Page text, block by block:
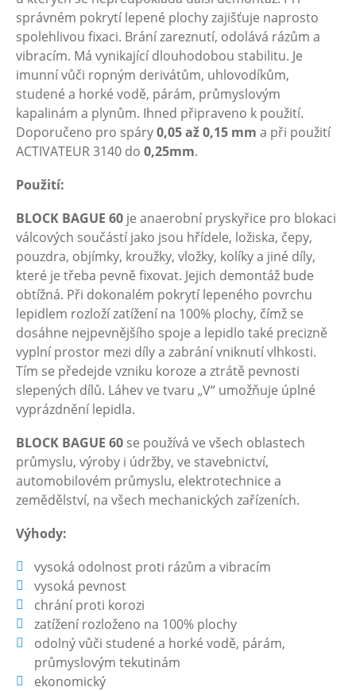
správném pokrytí lepené plochy zajišťuje naprosto
spolehlivou fixaci. Brání zareznutí, odolává rázům a
vibracím. Má vynikající dlouhodobou stabilitu. Je
imunní vůči ropným derivátům, uhlovodíkům,
studené a horké vodě, párám, průmyslovým
kapalinám a plynům. Ihned připraveno k použití.
Doporučeno pro spáry0,05 až 0,15 mm a při použití
ACTIVATEUR 3140 do 0,25mm.
Použití:
BLOCK BAGUE 60 je anaerobní pryskyřice pro blokaci
válcových součástí jako jsou hřídele, ložiska, čepy,
pouzdra, objímky, kroužky, vložky, kolíky a jiné díly,
které je třeba pevně fixovat. Jejich demontáž bude
obtížná. Při dokonalém pokrytí lepeného povrchu
lepidlem rozloží zatížení na 100% plochy, čímž se
dosáhne nejpevnějšího spoje a lepidlo také precizně
vyplní prostor mezi díly a zabrání vniknutí vlhkosti.
Tím se předejde vzniku koroze a ztrátě pevnosti
slepených dílů. Láhev ve tvaru „V“ umožňuje úplné
vyprázdnění lepidla.
BLOCK BAGUE 60 se používá ve všech oblastech
průmyslu, výroby i údržby, ve stavebnictví,
automobilovém průmyslu, elektrotechnice a
zemědělství, na všech mechanických zařízeních.
Výhody:
vysoká odolnost proti rázům a vibracím
vysoká pevnost
chrání proti korozi
zatížení rozloženo na 100% plochy
odolný vůči studené a horké vodě, párám,
průmyslovým tekutinám
ekonomický